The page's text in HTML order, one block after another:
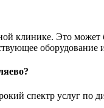
клинике. Это может
спектр услуг по